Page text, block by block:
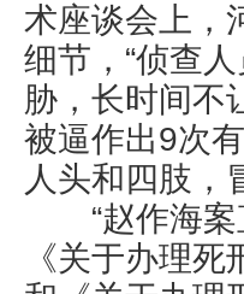
术座谈会上，
细节，“侦查
胁，长时间不
被逼作出9次
人头和四肢，
“赵作海案
《关于办理